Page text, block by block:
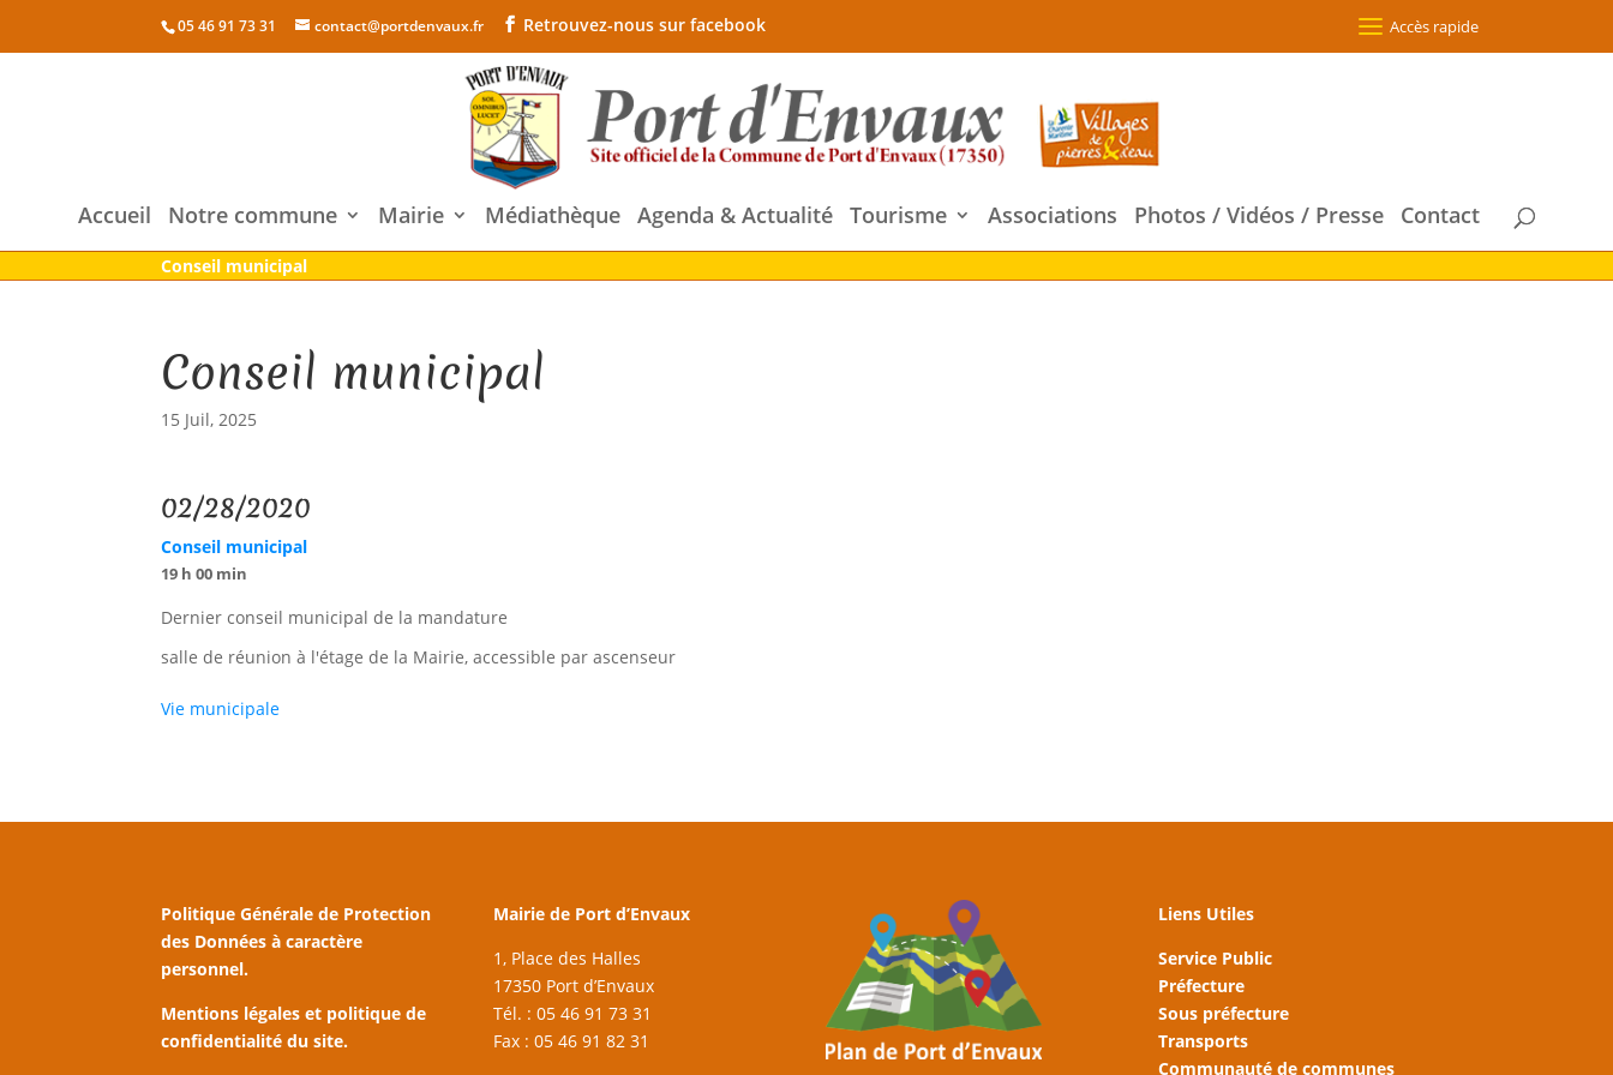
05 46 91 73 31 contact@portdenvaux.fr Retrouvez-nous sur facebook Accès rapide
Accueil Notre commune Mairie Médiathèque Agenda & Actualité Tourisme Associations Photos / Vidéos / Presse Contact
Conseil municipal
Conseil municipal
15 Juil, 2025
02/28/2020
Conseil municipal
19 h 00 min
Dernier conseil municipal de la mandature
salle de réunion à l'étage de la Mairie, accessible par ascenseur
Vie municipale
Politique Générale de Protection
des Données à caractère
personnel.
Mentions légales et politique de
confidentialité du site.
Mairie de Port d’Envaux
1, Place des Halles
17350 Port d’Envaux
Tél. : 05 46 91 73 31
Fax : 05 46 91 82 31
Liens Utiles
Service Public
Préfecture
Sous préfecture
Transports
Communauté de communes